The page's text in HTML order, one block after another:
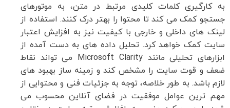
به کارگیری کلمات کلیدی مرتبط در متن، به موتورهای
جستجو کمک می کند تا محتوا را بهتر درک کنند. استفاده از
لینک های داخلی و خارجی با کیفیت نیز به افزایش اعتبار
سایت کمک خواهد کرد. تحلیل داده های به دست آمده از
ابزارهای تحلیلی مانند Microsoft Clarity می تواند نقاط
ضعف و قوت سایت را مشخص کند و زمینه ساز بهبود های
لازم باشد. به طور خلاصه، توجه به جزئیات فنی و محتوایی از
مهم ترین عوامل موفقیت در فضای آنلاین محسوب می